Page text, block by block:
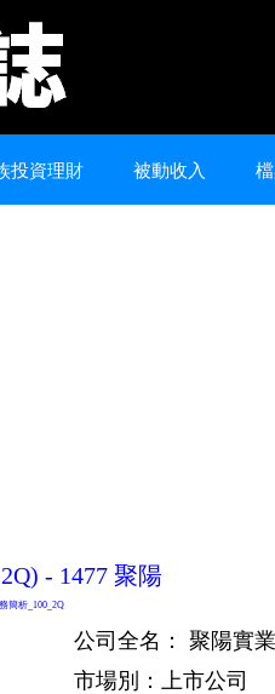
投資理財 被動收入
- 1477 聚陽
簡析_100_2Q
公司全名： 聚陽實
市場別：上市公司